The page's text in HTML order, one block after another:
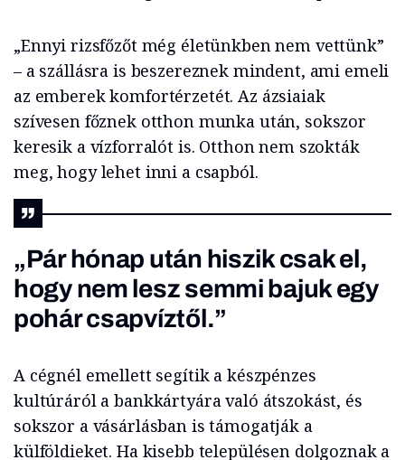
„Ennyi rizsfőzőt még életünkben nem vettünk”
– a szállásra is beszereznek mindent, ami emeli
az emberek komfortérzetét. Az ázsiaiak
szívesen főznek otthon munka után, sokszor
keresik a vízforralót is. Otthon nem szokták
meg, hogy lehet inni a csapból.
„Pár hónap után hiszik csak el,
hogy nem lesz semmi bajuk egy
pohár csapvíztől.”
A cégnél emellett segítik a készpénzes
kultúráról a bankkártyára való átszokást, és
sokszor a vásárlásban is támogatják a
külföldieket. Ha kisebb településen dolgoznak a